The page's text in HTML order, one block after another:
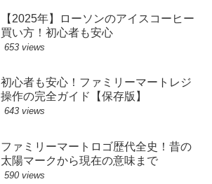
【2025年】ローソンのアイスコーヒー
買い方！初心者も安心
653 views
初心者も安心！ファミリーマートレジ
操作の完全ガイド【保存版】
643 views
ファミリーマートロゴ歴代全史！昔の
太陽マークから現在の意味まで
590 views